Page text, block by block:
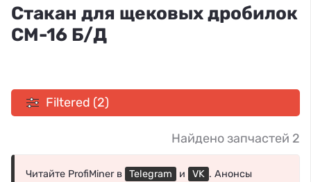
Стакан для щековых дробилок
СМ-16 Б/Д
Filtered (2)
Найдено запчастей 2
Читайте ProfiMiner в Telegram и VK . Анонсы